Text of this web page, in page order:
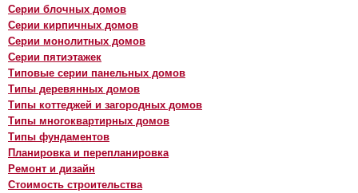
Серии блочных домов
Серии кирпичных домов
Серии монолитных домов
Серии пятиэтажек
Типовые серии панельных домов
Типы деревянных домов
Типы коттеджей и загородных домов
Типы многоквартирных домов
Типы фундаментов
Планировка и перепланировка
Ремонт и дизайн
Стоимость строительства